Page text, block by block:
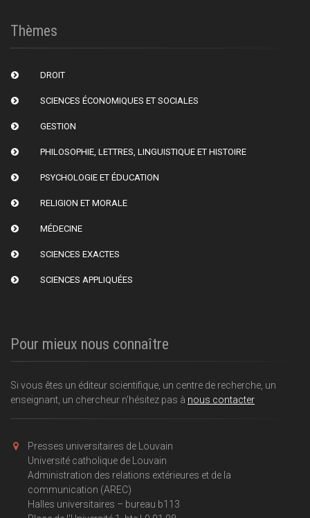
Thèmes
DROIT
SCIENCES ÉCONOMIQUES ET SOCIALES
GESTION
PHILOSOPHIE, LETTRES, LINGUISTIQUE ET HISTOIRE
PSYCHOLOGIE ET ÉDUCATION
RELIGION ET MORALE
MÉDECINE
SCIENCES EXACTES
SCIENCES APPLIQUÉES
Pour mieux nous connaître
Si vous êtes un éditeur scientifique, un centre de recherche, un
enseignant, un chercheur n'hésitez pas à nous contacter
Presses universitaires de Louvain
Université catholique de Louvain
Administration des relations extérieures et de la
communication (AREC)
Halles universitaires – bureau b113